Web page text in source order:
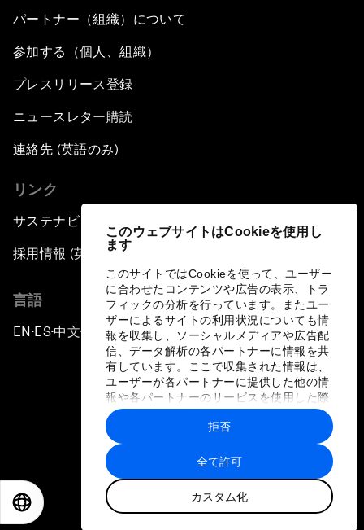
このウェブサイトはCookieを使用し
ます
このサイトではCookieを使って、ユーザー
に合わせたコンテンツや広告の表示、トラ
フィックの分析を行っています。またユー
ザーによるサイトの利用状況についても情
報を収集し、ソーシャルメディアや広告配
信、データ解析の各パートナーに情報を共
有しています。ここで収集された情報は、
ユーザーが各パートナーに提供した他の情
報や各パートナーのサービスを使用した際
に収集された情報と組み合わされ、各パー
トナーによって使用されることがありま
す。
全て許可
カスタム化
拒否
パートナー（組織）について
参加する（個人、組織）
プレスリリース登録
ニュースレター購読
連絡先 (英語のみ)
リンク
サステナビリティへの取り組み
採用情報 (英語のみ)
言語
EN ▪ES▪中文▪ 日本語
プライバシーポリシーと利用規約
サイトマップ
©
世界経済フォーラム